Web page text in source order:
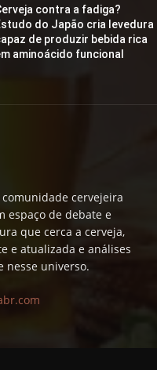
contra a fadiga?
do Japão cria levedura
de produzir bebida rica
aminoácido funcional
cervejeira
espaço de debate e
que cerca a cerveja,
e atualizada e análises
nesse universo.